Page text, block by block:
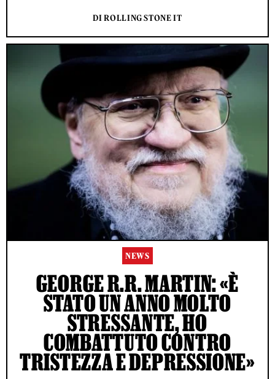
DI ROLLING STONE IT
NEWS
GEORGE R.R. MARTIN: «È
STATO UN ANNO MOLTO
STRESSANTE, HO
COMBATTUTO CONTRO
TRISTEZZA E DEPRESSIONE»